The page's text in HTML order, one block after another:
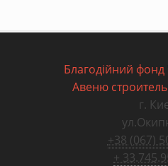
Благодiйний
Авеню
г.
+38 (067)
+